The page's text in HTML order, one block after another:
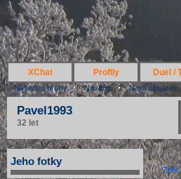
XChat Profily Duel /
Náhodné profily Nováčci Najdi uživatele
Pavel1993
32 let
Jeho fotky
Zpět